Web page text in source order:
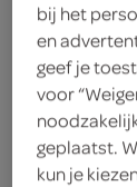
Let op:
verwerkt
bij het
en
geef je
voor
geplaatst.
kun je